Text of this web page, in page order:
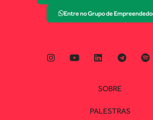
Entre no Grupo de
SOBRE
PALESTRAS